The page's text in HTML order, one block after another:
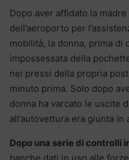
Dopo aver affidato la
dell’aeroporto per
mobilità, la donna, prima di
impossessata della
nei pressi della propria
minuto prima. Solo dopo
donna ha varcato le uscite
all’autovettura era giunta
Dopo una serie di controlli